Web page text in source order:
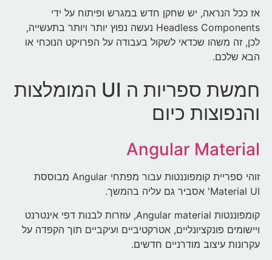
אז ככל הנראה, יש שחקן חדש במגרש ופיתוח על ידי
Headless Components נעשה נפוץ יותר ויותר בתעשייה,
לכן, זה משהו שכדאי לשקול בעבודה על הפרויקט הנוכחי או
הבא שלכם.
חמשת ספריות ה UI המומלצות
והנפוצות כיום
Angular Material
זוהי ספריית קומפוננטות עבור מפתחי Angular מבוססת
Material UI' אסביר גם עליה בהמשך.
קומפוננטות Angular material, עוזרות לבנות דפי אינטרנט
ויישומים פונקציונליים, אטרקטיביים ועיקביים תוך הקפדה על
עקרונות עיצוב מודרניים חדשים.